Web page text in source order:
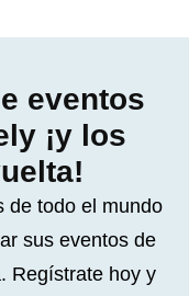
eventos
¡y los
de todo el mundo
sus eventos de
Regístrate hoy y